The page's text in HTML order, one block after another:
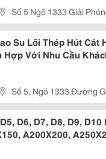
Tên...
Số 5 Ngõ 1333 Giải
Su Lõi Thép Hút Cát
Hợp Với Nhu Cầu
Số 5, Ngõ 1333 Đường
D6, D7, D8, D9,
A200X200,